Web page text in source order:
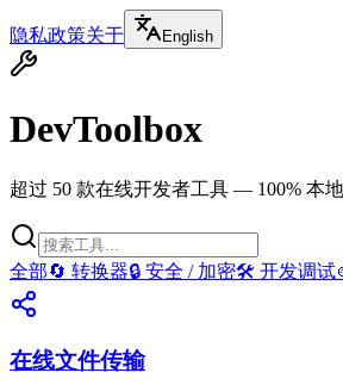
隐私政策关于 English
DevToolbox
超过 50 款在线开发者工具 — 100% 本
全部🔄 转换器🔒 安全 / 加密🛠️ 开发调试
在线文件传输